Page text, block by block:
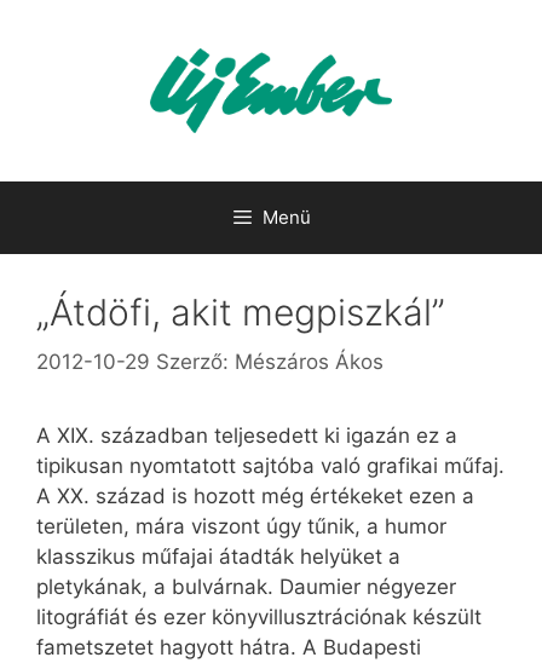
Menü
„Átdöfi, akit megpiszkál”
2012-10-29 Szerző: Mészáros Ákos
A XIX. században teljesedett ki igazán ez a
tipikusan nyomtatott sajtóba való grafikai műfaj.
A XX. század is hozott még értékeket ezen a
területen, mára viszont úgy tűnik, a humor
klasszikus műfajai átadták helyüket a
pletykának, a bulvárnak. Daumier négyezer
litográfiát és ezer könyvillusztrációnak készült
fametszetet hagyott hátra. A Budapesti